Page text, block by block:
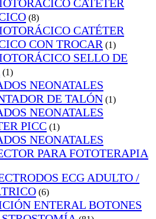
CATÉTER
(8)
CATÉTER
CON TROCAR (1)
SELLO DE
(1)
NEONATALES
DE TALÓN (1)
NEONATALES
PICC (1)
NEONATALES
PARA FOTOTERAPIA
ECG ADULTO /
(6)
ENTERAL BOTONES